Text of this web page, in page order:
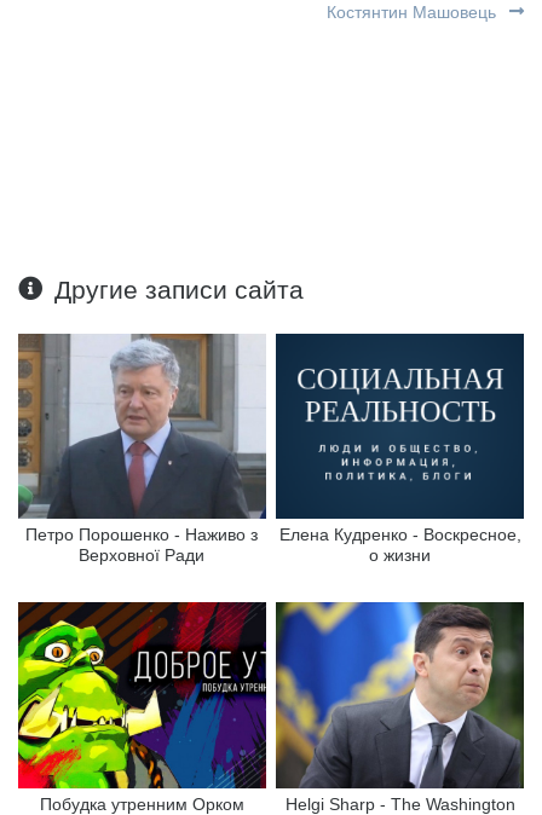
Костянтин Машовець
Другие записи сайта
Петро Порошенко - Наживо з
Верховної Ради
Елена Кудренко - Воскресное,
о жизни
Побудка утренним Орком
Helgi Sharp - The Washington